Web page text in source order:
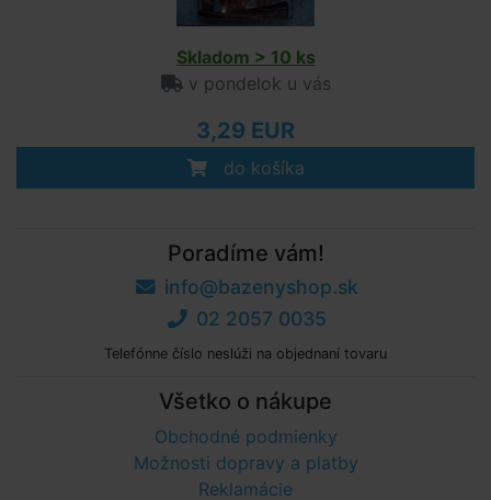
Skladom > 10 ks
v pondelok u vás
3,29 EUR
do košíka
Poradíme vám!
info@bazenyshop.sk
02 2057 0035
Telefónne číslo neslúži na objednaní tovaru
Všetko o nákupe
Obchodné podmienky
Možnosti dopravy a platby
Reklamácie